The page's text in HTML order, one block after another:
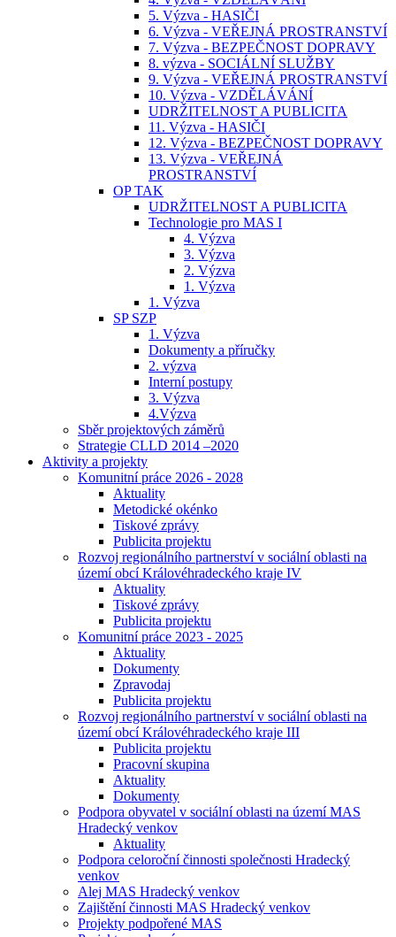
5. Výzva - HASIČI
6. Výzva - VEŘEJNÁ PROSTRANSTVÍ
7. Výzva - BEZPEČNOST DOPRAVY
8. výzva - SOCIÁLNÍ SLUŽBY
9. Výzva - VEŘEJNÁ PROSTRANSTVÍ
10. Výzva - VZDĚLÁVÁNÍ
UDRŽITELNOST A PUBLICITA
11. Výzva - HASIČI
12. Výzva - BEZPEČNOST DOPRAVY
13. Výzva - VEŘEJNÁ
PROSTRANSTVÍ
OP TAK
UDRŽITELNOST A PUBLICITA
Technologie pro MAS I
4. Výzva
3. Výzva
2. Výzva
1. Výzva
1. Výzva
SP SZP
1. Výzva
Dokumenty a příručky
2. výzva
Interní postupy
3. Výzva
4.Výzva
Sběr projektových záměrů
Strategie CLLD 2014 –2020
Aktivity a projekty
Komunitní práce 2026 - 2028
Aktuality
Metodické okénko
Tiskové zprávy
Publicita projektu
Rozvoj regionálního partnerství v sociální oblasti na
území obcí Královéhradeckého kraje IV
Aktuality
Tiskové zprávy
Publicita projektu
Komunitní práce 2023 - 2025
Aktuality
Dokumenty
Zpravodaj
Publicita projektu
Rozvoj regionálního partnerství v sociální oblasti na
území obcí Královéhradeckého kraje III
Publicita projektu
Pracovní skupina
Aktuality
Dokumenty
Podpora obyvatel v sociální oblasti na území MAS
Hradecký venkov
Aktuality
Podpora celoroční činnosti společnosti Hradecký
venkov
Alej MAS Hradecký venkov
Zajištění činnosti MAS Hradecký venkov
Projekty podpořené MAS